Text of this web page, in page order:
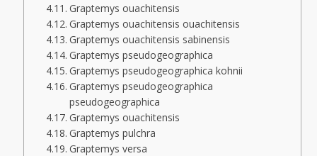
Graptemys ouachitensis
Graptemys ouachitensis ouachitensis
Graptemys ouachitensis sabinensis
Graptemys pseudogeographica
Graptemys pseudogeographica kohnii
Graptemys pseudogeographica
pseudogeographica
Graptemys ouachitensis
Graptemys pulchra
Graptemys versa